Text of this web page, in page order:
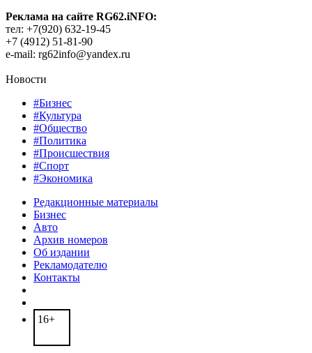
Реклама на сайте RG62.iNFO:
тел: +7(920) 632-19-45
+7 (4912) 51-81-90
e-mail: rg62info@yandex.ru
Новости
#Бизнес
#Культура
#Общество
#Политика
#Происшествия
#Спорт
#Экономика
Редакционные материалы
Бизнес
Авто
Архив номеров
Об издании
Рекламодателю
Контакты
16+